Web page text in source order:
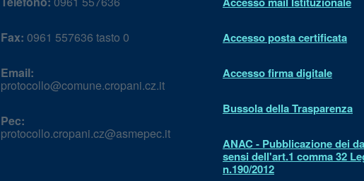
Fax: 0961 557636 tasto 0
Email:
protocollo@comune.cropani.cz.it
Pec:
protocollo.cropani.cz@asmepec.it
Accesso posta certificata
Accesso firma digitale
Bussola della Trasparenza
ANAC - Pubblicazione dei
sensi dell'art.1 comma 32
n.190/2012